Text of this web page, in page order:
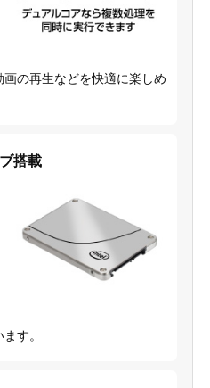
の再生などを快適に楽しめ
搭載
す。